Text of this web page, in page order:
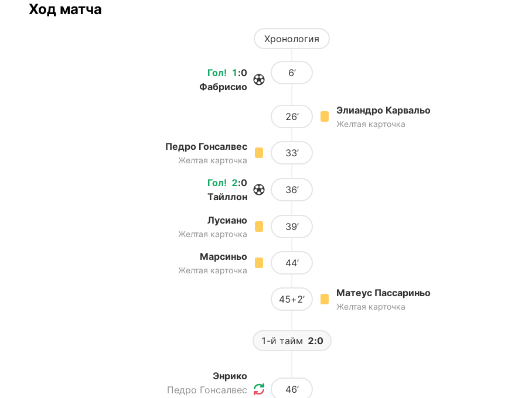
Ход матча
Хронология
Гол! 1 :0
Фабрисио
6’
26’
Элиандро Карвальо
Желтая карточка
Педро Гонсалвес
Желтая карточка
33’
Гол! 2:0
Тайллон
36’
Лусиано
Желтая карточка
39’
Марсиньо
Желтая карточка
44’
45+2’
Матеус Пассариньо
Желтая карточка
1-й тайм 2:0
Энрико
Педро Гонсалвес
46’